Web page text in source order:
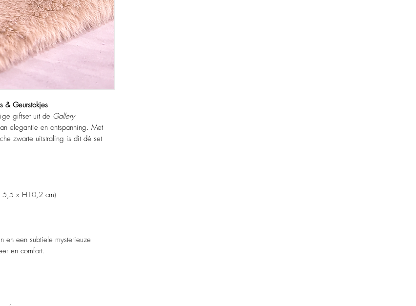
& Geurstokjes
giftset uit de Gallery
elegantie en ontspanning. Met
zwarte uitstraling is dit dé set
5,5 x H10,2 cm)
en een subtiele mysterieuze
en comfort.